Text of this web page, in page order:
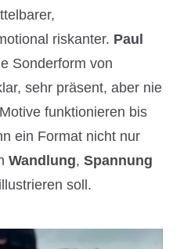
riskanter. Paul
Sonderform von
sehr präsent, aber nie
funktionieren bis
ein Format nicht nur
Wandlung, Spannung
illustrieren soll.